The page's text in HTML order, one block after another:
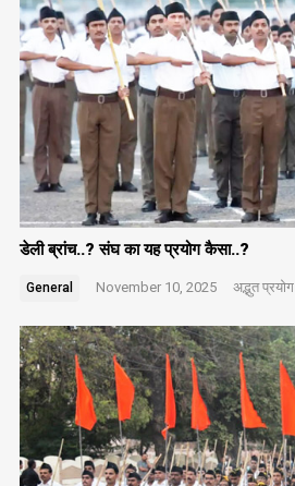
डेली ब्रांच..? संघ का यह प्रयोग कैसा..?
General November 10, 2025 अद्भुत प्रयोग